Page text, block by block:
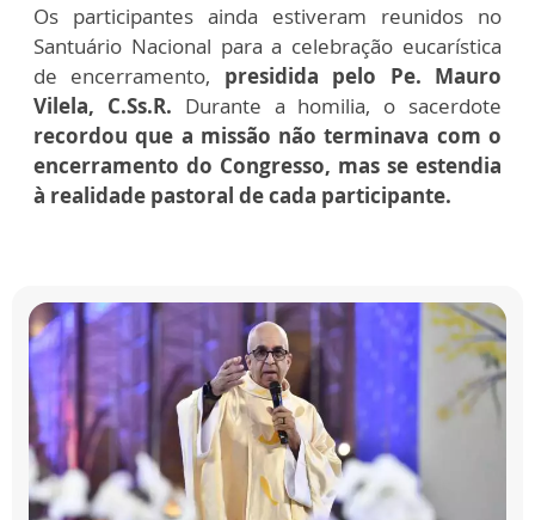
Os participantes ainda estiveram reunidos no
Santuário Nacional para a celebração eucarística
de encerramento, presidida pelo Pe. Mauro
Vilela, C.Ss.R. Durante a homilia, o sacerdote
recordou que a missão não terminava com o
encerramento do Congresso, mas se estendia
à realidade pastoral de cada participante.